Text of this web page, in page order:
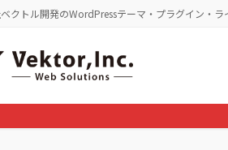
クトル開発のWordPressテーマ・プラグイン・ラ